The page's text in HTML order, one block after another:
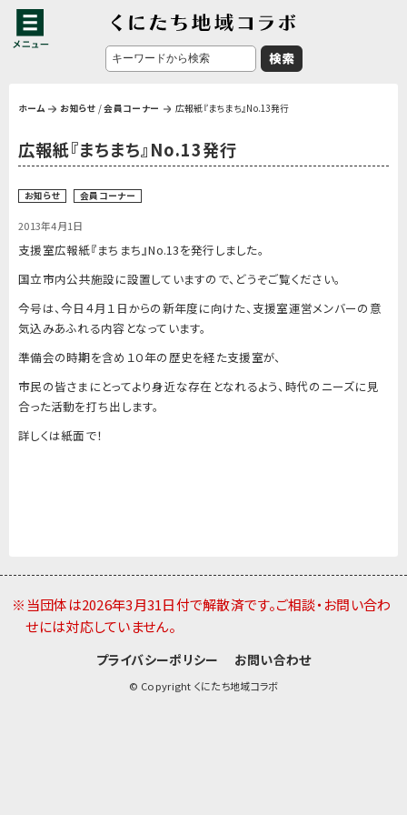
ホーム お知らせ /会員コーナー 広報紙『まちまち』No.13発行
広報紙『まちまち』No.13発行
お知らせ 会員コーナー
2013年4月1日
支援室広報紙『まちまち』No.13を発行しました。
国立市内公共施設に設置していますので、どうぞご覧ください。
今号は、今日４月１日からの新年度に向けた、支援室運営メンバーの意
気込みあふれる内容となっています。
準備会の時期を含め１０年の歴史を経た支援室が、
市民の皆さまにとってより身近な存在となれるよう、時代のニーズに見
合った活動を打ち出します。
詳しくは紙面で！
※当団体は2026年3月31日付で解散済です。ご相談・お問い合わ
せには対応していません。
プライバシーポリシー お問い合わせ
© Copyright くにたち地域コラボ